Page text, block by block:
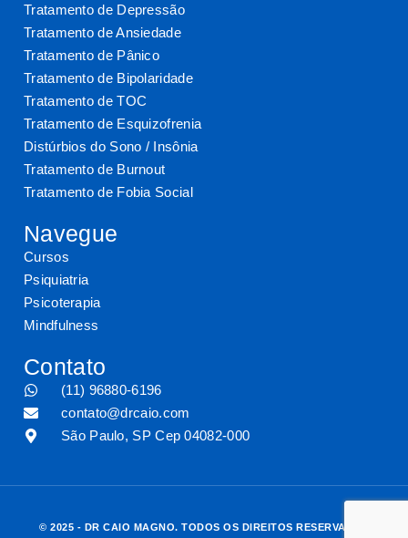
Tratamento de Depressão
Tratamento de Ansiedade
Tratamento de Pânico
Tratamento de Bipolaridade
Tratamento de TOC
Tratamento de Esquizofrenia
Distúrbios do Sono / Insônia
Tratamento de Burnout
Tratamento de Fobia Social
Navegue
Cursos
Psiquiatria
Psicoterapia
Mindfulness
Contato
(11) 96880-6196
contato@drcaio.com
São Paulo, SP Cep 04082-000
© 2025 - DR CAIO MAGNO. TODOS OS DIREITOS RESERVADOS